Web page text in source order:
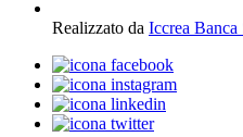
Realizzato da Iccrea